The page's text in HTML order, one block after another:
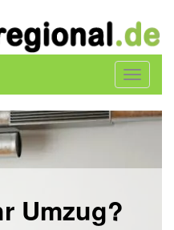
Toggle
Umzug?